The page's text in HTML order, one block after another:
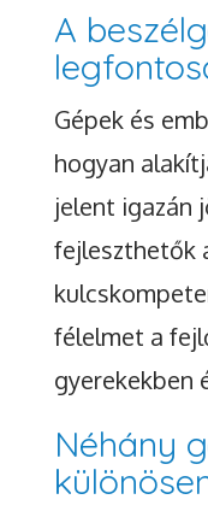
A
Gépek és
hogyan
jelent igazán
fejleszthetők
félelmet a
gyerekekben
Néhány